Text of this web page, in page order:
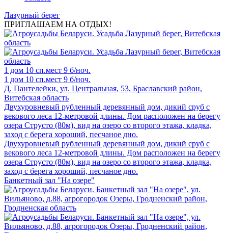
Лазурный берег
ПРИГЛАШАЕМ НА ОТДЫХ!
1 дом 10 сп.мест 9 б/ноч.
1 дом 10 сп.мест 9 б/ноч.
Д. Пантелейки, ул. Центральная, 53, Браславский район,
Витебская область
Двухуровневый рубленный деревянный дом, дикий сруб с
векового леса 12-метровой длины. Дом расположен на берегу
озера Струсто (80м), вид на озеро со второго этажа, кладка,
заход с берега хороший, песчаное дно.
Двухуровневый рубленный деревянный дом, дикий сруб с
векового леса 12-метровой длины. Дом расположен на берегу
озера Струсто (80м), вид на озеро со второго этажа, кладка,
заход с берега хороший, песчаное дно.
Банкетный зал "На озере"